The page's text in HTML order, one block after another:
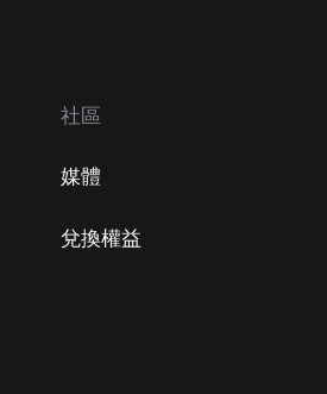
社區
媒體
兌換權益